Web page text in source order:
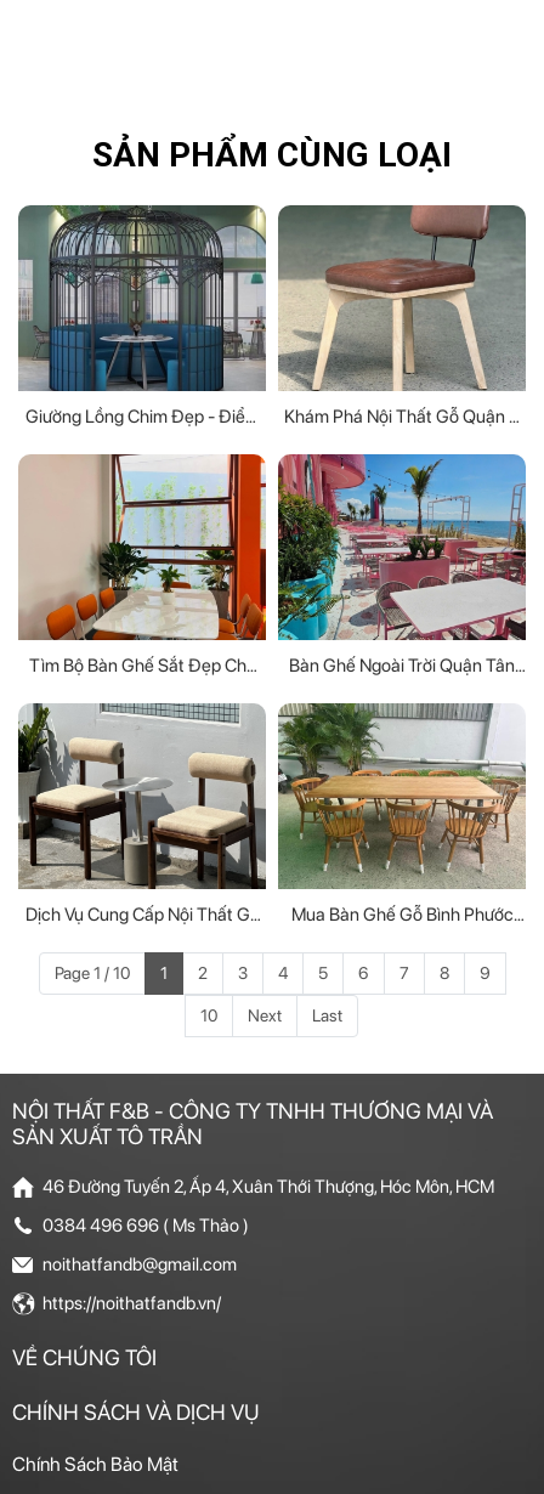
SẢN PHẨM CÙNG LOẠI
Giường Lồng Chim Đẹp - Điểm
Khám Phá Nội Thất Gỗ Quận 5
Tìm Bộ Bàn Ghế Sắt Đẹp Cho
Bàn Ghế Ngoài Trời Quận Tân
Dịch Vụ Cung Cấp Nội Thất Gỗ
Mua Bàn Ghế Gỗ Bình Phước
Page 1 / 10 1 2 3 4 5 6 7 8 9
10 Next Last
NỘI THẤT F&B - CÔNG TY TNHH THƯƠNG MẠI VÀ
SẢN XUẤT TÔ TRẦN
46 Đường Tuyến 2, Ấp 4, Xuân Thới Thượng, Hóc Môn, HCM
0384 496 696 ( Ms Thảo )
noithatfandb@gmail.com
https://noithatfandb.vn/
VỀ CHÚNG TÔI
CHÍNH SÁCH VÀ DỊCH VỤ
Chính Sách Bảo Mật